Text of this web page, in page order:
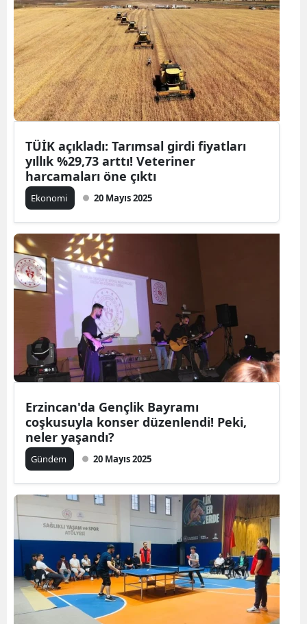
TÜİK açıkladı: Tarımsal girdi fiyatları
yıllık %29,73 arttı! Veteriner
harcamaları öne çıktı
Ekonomi 20 Mayıs 2025
Erzincan'da Gençlik Bayramı
coşkusuyla konser düzenlendi! Peki,
neler yaşandı?
Gündem 20 Mayıs 2025